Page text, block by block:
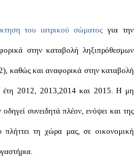
του ιατρικού σώματοςγια την
στην καταβολή ληξιπρόθεσμων
καθώς και αναφορικά στην καταβολή
έτη 2012, 2013,2014 και 2015. Η μη
συνειδητά πλέον, ενόψει και της
πλήττει τη χώρα μας, σε οικονομική